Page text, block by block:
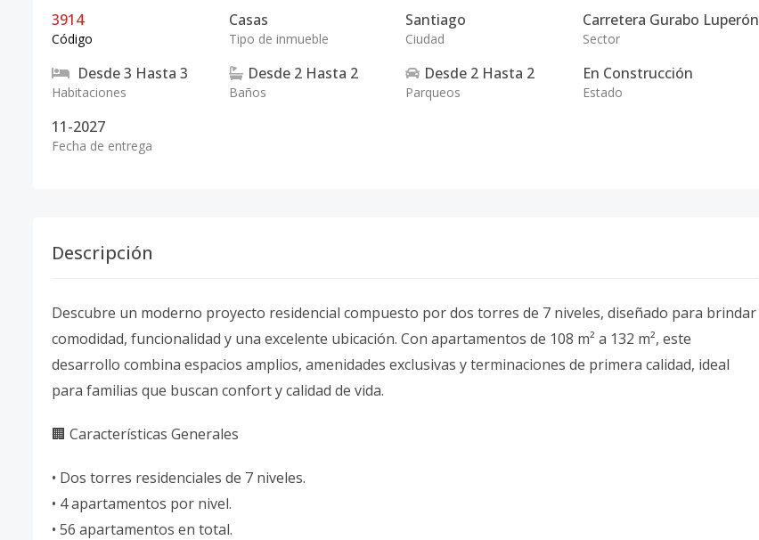
3914
Código
Casas
Tipo de inmueble
Santiago
Ciudad
Carretera Gurabo Luperón
Sector
Desde3 Hasta 3
Habitaciones
Desde 2 Hasta 2
Baños
Desde 2 Hasta 2
Parqueos
En Construcción
Estado
11-2027
Fecha de entrega
Descripción
Descubre un moderno proyecto residencial compuesto por dos torres de 7 niveles, diseñado para brindar
comodidad, funcionalidad y una excelente ubicación. Con apartamentos de 108 m² a 132 m², este
desarrollo combina espacios amplios, amenidades exclusivas y terminaciones de primera calidad, ideal
para familias que buscan confort y calidad de vida.
🏢 Características Generales
• Dos torres residenciales de 7 niveles.
• 4 apartamentos por nivel.
• 56 apartamentos en total.